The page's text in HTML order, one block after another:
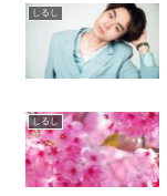
しるし
しるし